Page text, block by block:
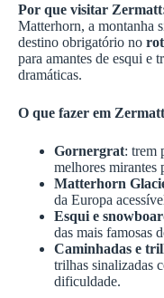
Por que visitar
Matterhorn, a montanha
destino obrigatório no
para amantes de esqui e
dramáticas.
O que fazer em
Gornergrat: trem
melhores mirantes
Matterhorn
da Europa
Esqui e
das mais famosas
Caminhadas e
trilhas sinalizadas
dificuldade.